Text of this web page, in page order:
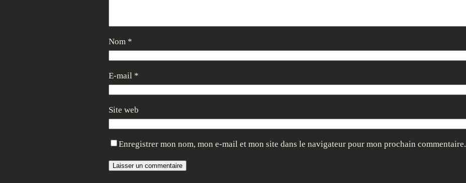
Nom *
E-mail *
Site web
Enregistrer mon nom, mon e-mail et mon site dans le navigateur pour mon prochain commentaire.